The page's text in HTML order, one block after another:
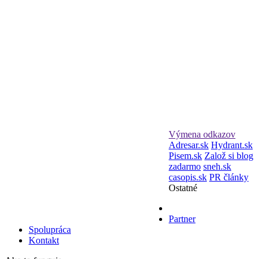
Výmena odkazov
Adresar.sk Hydrant.sk
Pisem.sk Založ si blog
zadarmo sneh.sk
casopis.sk PR články
Ostatné
Partner
Spolupráca
Kontakt